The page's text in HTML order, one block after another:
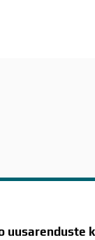
uusarenduste